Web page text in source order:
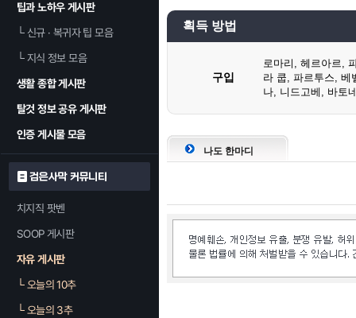
팁과 노하우 게시판
└신규 · 복귀자 팁 모음
└지식 정보 모음
생활 종합 게시판
탈것 정보 공유 게시판
인증 게시물 모음
검은사막 커뮤니티
치지직 팟벤
SOOP 게시판
자유 게시판
└오늘의 10추
└오늘의 3추
획득 방법
구입
로마리 , 헤르아르,
라 쿱, 파르투스, 베
나, 니드고베 , 바토
나도 한마디